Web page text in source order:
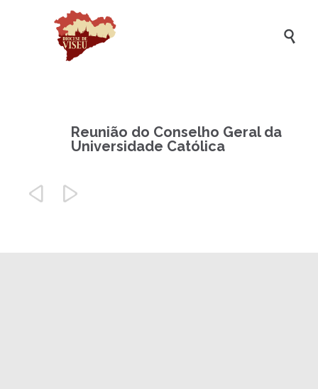

Reunião do Conselho Geral da
Universidade Católica
 